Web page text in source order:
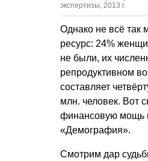
экспертизы, 2013 г.
Однако не всё так
ресурс: 24%
не были, их
репродуктивном
составляет
млн. человек. Вот
финансовую мощь
«Демография».
Смотрим дар